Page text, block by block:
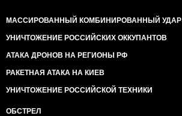
МАССИРОВАННЫЙ КОМБИНИРОВАННЫЙ УДАР
УНИЧТОЖЕНИЕ РОССИЙСКИХ ОККУПАНТОВ
АТАКА ДРОНОВ НА РЕГИОНЫ РФ
РАКЕТНАЯ АТАКА НА КИЕВ
УНИЧТОЖЕНИЕ РОССИЙСКОЙ ТЕХНИКИ
ОБСТРЕЛ